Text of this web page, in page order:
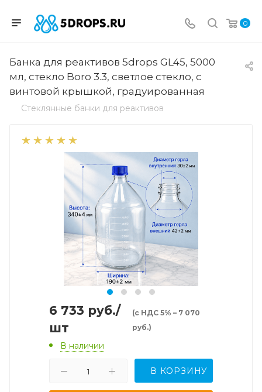
0
Банка для реактивов 5drops GL45, 5000
мл, стекло Boro 3.3, светлое стекло, с
винтовой крышкой, градуированная
Стеклянные банки для реактивов
6 733 руб./
шт
(с НДС 5% – 7 070
руб.)
В наличии
В КОРЗИНУ